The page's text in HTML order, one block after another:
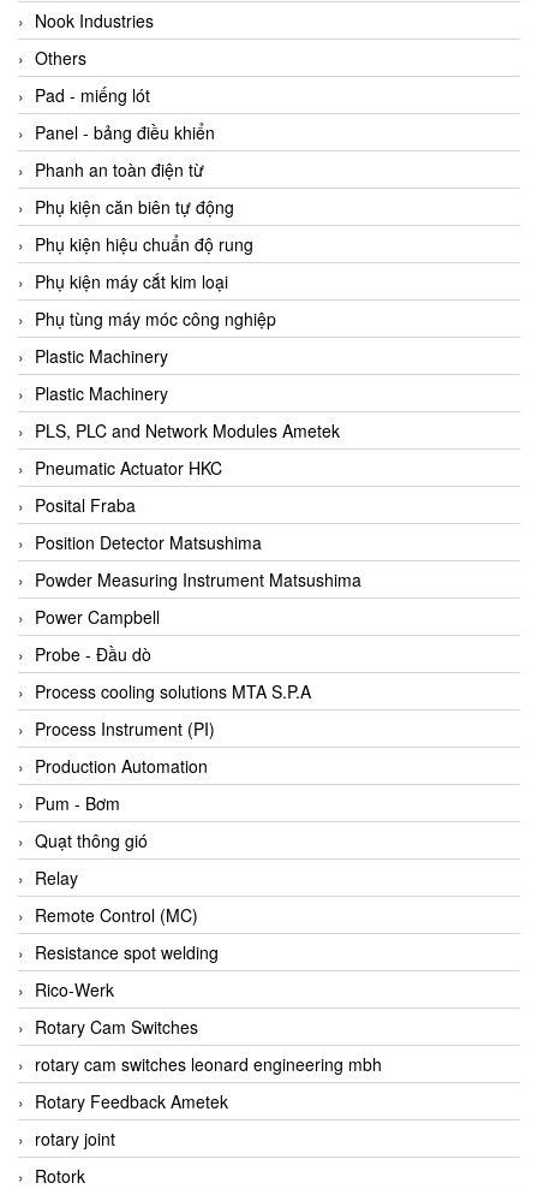
Beijer
Beinlich-pumps
Beka
BEKO
Belimo
Benetech Vietnam
Bently Nevada
Bentone Vietnam
Bernstein Vietnam
Berthold
Bestech
Bestech
BETA
Bifold
Bihl+wiedemann
Bihl+wiedemann
Bilz
Binder Connector
Biotech
BirdX Vietnam
BK Vibro
Black Box
BlackBox Vietnam
BLAGDON PUMP
Bloom Engineering
Boneng
Bopp & Reuther Messtechnik
Bosch
Boydcorp
BRAUN Vietnam
Brinkmann Pumpen
BRONKHORST
Nook Industries
Others
Pad - miếng lót
Panel - bảng điều khiển
Phanh an toàn điện từ
Phụ kiện căn biên tự động
Phụ kiện hiệu chuẩn độ rung
Phụ kiện máy cắt kim loại
Phụ tùng máy móc công nghiệp
Plastic Machinery
Plastic Machinery
PLS, PLC and Network Modules Ametek
Pneumatic Actuator HKC
Posital Fraba
Position Detector Matsushima
Powder Measuring Instrument Matsushima
Power Campbell
Probe - Đầu dò
Process cooling solutions MTA S.P.A
Process Instrument (PI)
Production Automation
Pum - Bơm
Quạt thông gió
Relay
Remote Control (MC)
Resistance spot welding
Rico-Werk
Rotary Cam Switches
rotary cam switches leonard engineering mbh
Rotary Feedback Ametek
rotary joint
Rotork